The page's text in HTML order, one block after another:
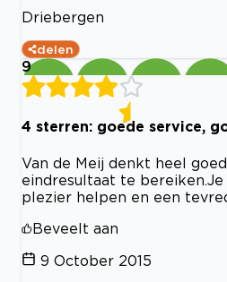
Driebergen
delen
9
4 sterren: goede service,
Van de Meij denkt heel
eindresultaat te
plezier helpen en een
Beveelt aan
9 October 2015